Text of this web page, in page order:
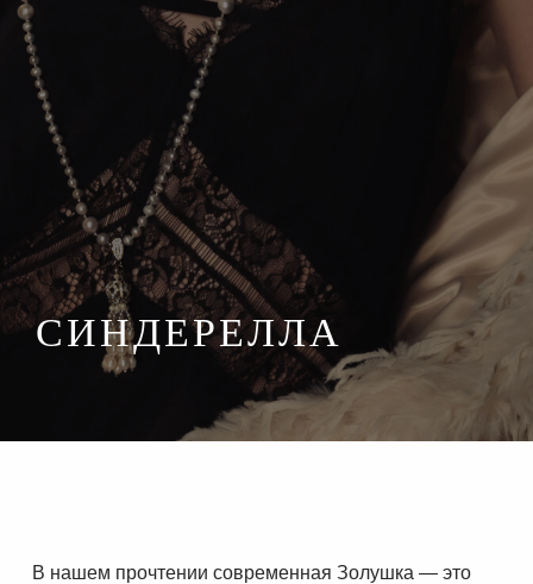
СИНДЕРЕЛЛА
В нашем прочтении современная Золушка — это